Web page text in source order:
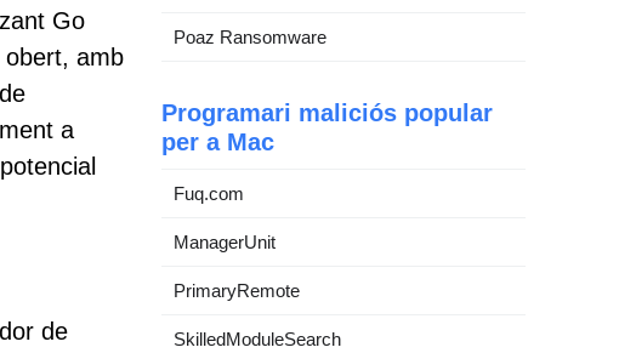
Go
obert, amb
a
de
Poaz Ransomware
Programari maliciós popular
per a Mac
Fuq.com
ManagerUnit
PrimaryRemote
SkilledModuleSearch